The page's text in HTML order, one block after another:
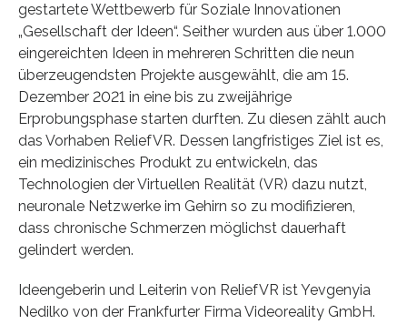
gestartete Wettbewerb für Soziale Innovationen
„Gesellschaft der Ideen“. Seither wurden aus über 1.000
eingereichten Ideen in mehreren Schritten die neun
überzeugendsten Projekte ausgewählt, die am 15.
Dezember 2021 in eine bis zu zweijährige
Erprobungsphase starten durften. Zu diesen zählt auch
das Vorhaben ReliefVR. Dessen langfristiges Ziel ist es,
ein medizinisches Produkt zu entwickeln, das
Technologien der Virtuellen Realität (VR) dazu nutzt,
neuronale Netzwerke im Gehirn so zu modifizieren,
dass chronische Schmerzen möglichst dauerhaft
gelindert werden.
Ideengeberin und Leiterin von ReliefVR ist Yevgenyia
Nedilko von der Frankfurter Firma Videoreality GmbH.